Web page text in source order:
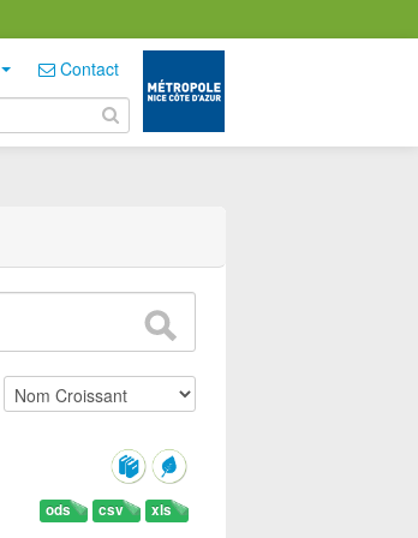
Contact
xls
csv
ods